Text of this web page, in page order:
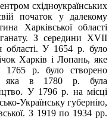
східноукраїнських
початок у далекому
Харківської області
З середини XVII
області. У 1654 р. було
Харків і Лопань, яке
р. було створено
яка в 1780 р. була
У 1796 р. на місці
Українську губернію,
З 1919 по 1934 рр.